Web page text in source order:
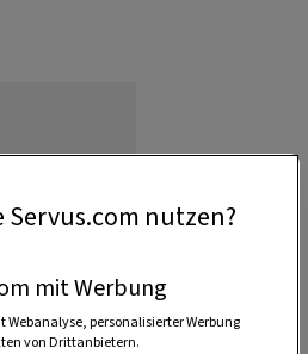
Servus.com nutzen?
mit Werbung
Webanalyse, personalisierter Werbung
von Drittanbietern.